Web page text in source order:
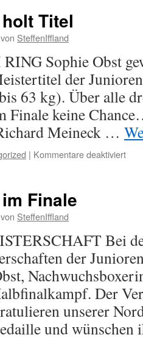
Titel
von SteffenIffland
Sophie Obst
der
63 kg). Über alle
Finale keine
Meineck …
| Kommentare deaktiviertfür
Finale
von SteffenIffland
Bei
der
Der
unserer
und